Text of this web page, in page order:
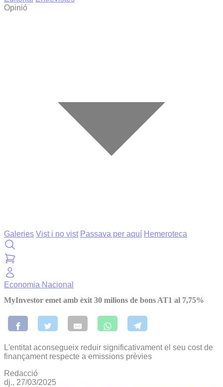
Opinió
Galeries Vist i no vist Passava per aquí Hemeroteca
Economia Nacional
MyInvestor emet amb èxit 30 milions de bons AT1 al 7,75%
L'entitat aconsegueix reduir significativament el seu cost de
finançament respecte a emissions prèvies
Redacció
dj., 27/03/2025